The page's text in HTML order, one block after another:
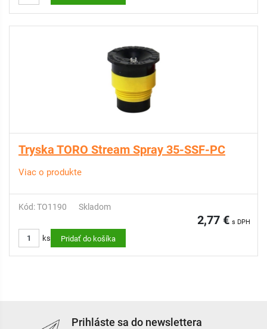
Tryska TORO Stream Spray 35-SSF-PC
Viac o produkte
Kód: TO1190 Skladom
2,77 € s DPH
ks Pridať do košíka
Prihláste sa do newslettera